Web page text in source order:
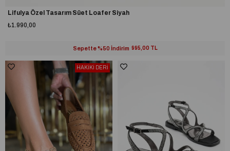
Lifulya Özel Tasarım Süet Loafer Siyah
₺1.990,00
Sepette %50 İndirim 995,00 TL
HAKİKİ DERİ